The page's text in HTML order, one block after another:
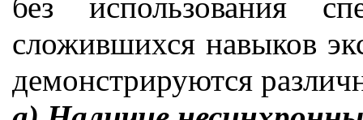
сложившихся навыков
демонстрируются